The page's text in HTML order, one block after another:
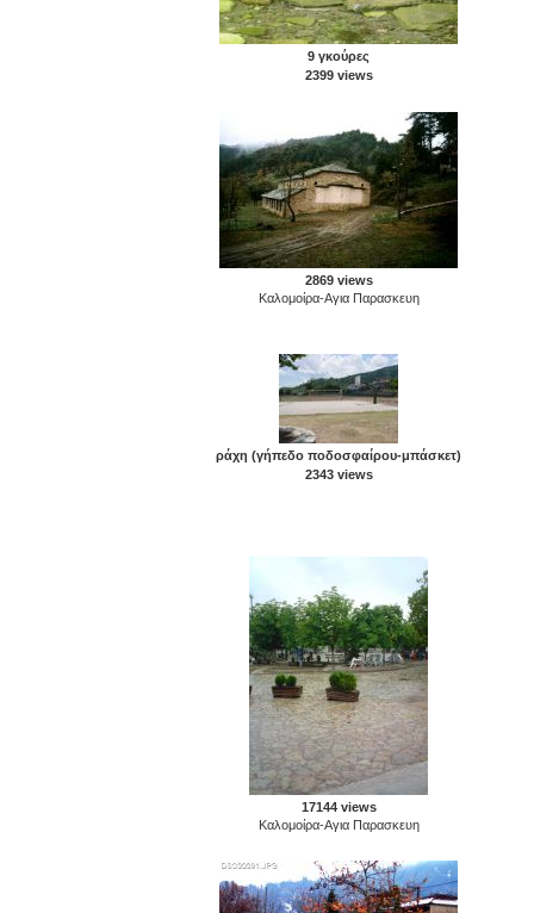
9 γκούρες
2399 views
2869 views
Καλομοίρα-Aγια Παρασκευη
ράχη (γήπεδο ποδοσφαίρου-μπάσκετ)
2343 views
17144 views
Καλομοίρα-Aγια Παρασκευη